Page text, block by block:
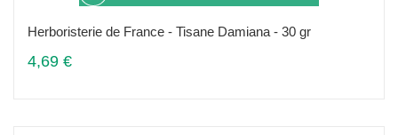
Herboristerie de France - Tisane Damiana - 30 gr
4,69 €